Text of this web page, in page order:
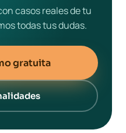
casos reales de tu
todas tus dudas.
gratuita